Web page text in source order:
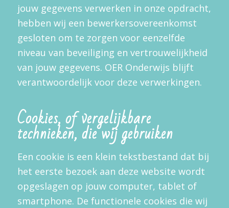
jouw gegevens verwerken in onze opdracht,
hebben wij een bewerkersovereenkomst
gesloten om te zorgen voor eenzelfde
niveau van beveiliging en vertrouwelijkheid
van jouw gegevens. OER Onderwijs blijft
verantwoordelijk voor deze verwerkingen.
Cookies, of vergelijkbare
technieken, die wij gebruiken
Een cookie is een klein tekstbestand dat bij
het eerste bezoek aan deze website wordt
opgeslagen op jouw computer, tablet of
smartphone. De functionele cookies die wij